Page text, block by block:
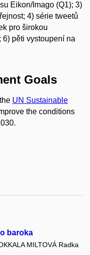
Eikon/Imago (Q1); 3)
4) série tweetů
pro širokou
pěti vystoupení na
Goals
UN Sustainable
the conditions
baroka
MILTOVÁ Radka